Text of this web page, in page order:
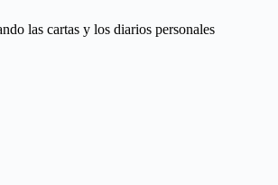
las cartas y los diarios personales